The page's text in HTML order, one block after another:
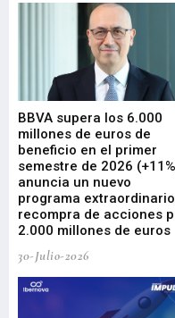
BBVA supera los 6.000
millones de euros de
beneficio en el primer
semestre de 2026
anuncia un nuevo
programa
recompra de acciones
2.000 millones de euros
30-Julio-2026